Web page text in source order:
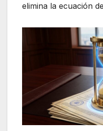
elimina la ecuación